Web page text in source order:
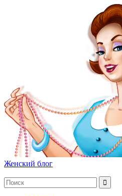
Женский блог